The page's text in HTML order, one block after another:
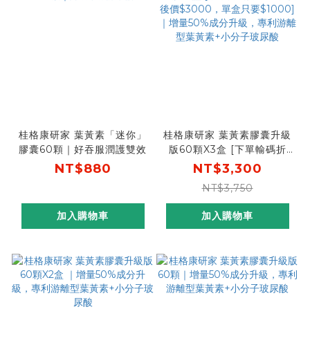
桂格康研家 葉黃素「迷你」
膠囊60顆｜好吞服潤護雙效
NT$880
加入購物車
桂格康研家 葉黃素膠囊升級
版60顆X3盒 [下單輸碼折
300， 折後價$3000，單
盒只要$1000]｜增量50%
成分升級，專利游離型葉黃
素+小分子玻尿酸
NT$3,300
NT$3,750
加入購物車